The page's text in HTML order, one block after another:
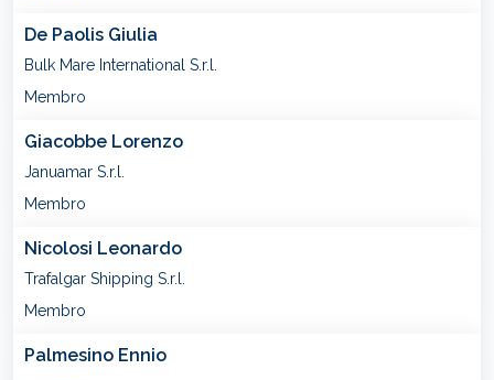
De Paolis Giulia
Bulk Mare International S.r.l.
Membro
Giacobbe Lorenzo
Januamar S.r.l.
Membro
Nicolosi Leonardo
Trafalgar Shipping S.r.l.
Membro
Palmesino Ennio